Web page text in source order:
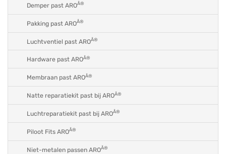
Demper past AROÂ®
Pakking past AROÂ®
Luchtventiel past AROÂ®
Hardware past AROÂ®
Membraan past AROÂ®
Natte reparatiekit past bij AROÂ®
Luchtreparatiekit past bij AROÂ®
Piloot Fits AROÂ®
Niet-metalen passen AROÂ®